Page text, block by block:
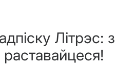
Літрэс: з
раставайцеся!